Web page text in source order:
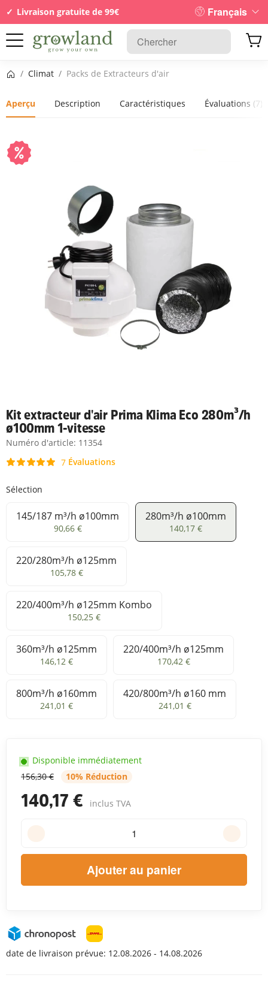
Livraison gratuite de 99€ Français
Page d’accueil
/ Climat / Packs de Extracteurs d'air
Aperçu Description Caractéristiques Évaluations (7)
Kit extracteur d'air Prima Klima Eco 280m³/h
ø100mm 1-vitesse
Numéro d'article: 11354
7Évaluations
Sélection
145/187 m³/h ø100mm
145/187 m³/h ø100mm
90,66 €
280m³/h ø100mm
280m³/h ø100mm
140,17 €
220/280m³/h ø125mm
220/280m³/h ø125mm
105,78 €
220/400m³/h ø125mm Kombo
220/400m³/h ø125mm Kombo
150,25 €
360m³/h ø125mm
360m³/h ø125mm
146,12 €
220/400m³/h ø125mm
220/400m³/h ø125mm
170,42 €
800m³/h ø160mm
800m³/h ø160mm
241,01 €
420/800m³/h ø160 mm
420/800m³/h ø160 mm
241,01 €
156,30 € 10% Réduction
140,17 € inclus TVA
Disponible immédiatement
Ajouter au panier
date de livraison prévue: 12.08.2026 - 14.08.2026